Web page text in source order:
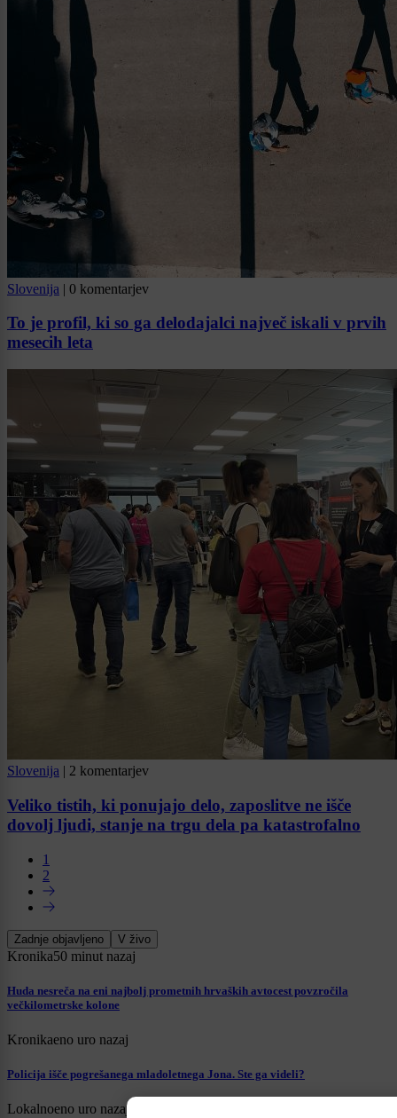
Slovenija | 0 komentarjev
To je profil, ki so ga delodajalci največ iskali v prvih
mesecih leta
Slovenija | 2 komentarjev
Veliko tistih, ki ponujajo delo, zaposlitve ne išče
dovolj ljudi, stanje na trgu dela pa katastrofalno
1
2
Zadnje objavljeno V živo
Kronika50 minut nazaj
Huda nesreča na eni najbolj prometnih hrvaških avtocest povzročila
večkilometrske kolone
Kronikaeno uro nazaj
Policija išče pogrešanega mladoletnega Jona. Ste ga videli?
Lokalnoeno uro nazaj